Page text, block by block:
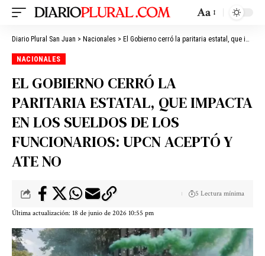
Aa
Diario Plural San Juan > Nacionales > El Gobierno cerró la paritaria estatal, que impacta en los sueldos de los funcionarios: UPCN aceptó y ATE no
NACIONALES
EL GOBIERNO CERRÓ LA
PARITARIA ESTATAL, QUE IMPACTA
EN LOS SUELDOS DE LOS
FUNCIONARIOS: UPCN ACEPTÓ Y
ATE NO
Última actualización: 18 de junio de 2026 10:55 pm
5 Lectura mínima